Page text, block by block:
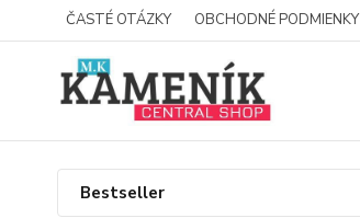
ČASTÉ OTÁZKY OBCHODNÉ PODMIENKY
Bestseller